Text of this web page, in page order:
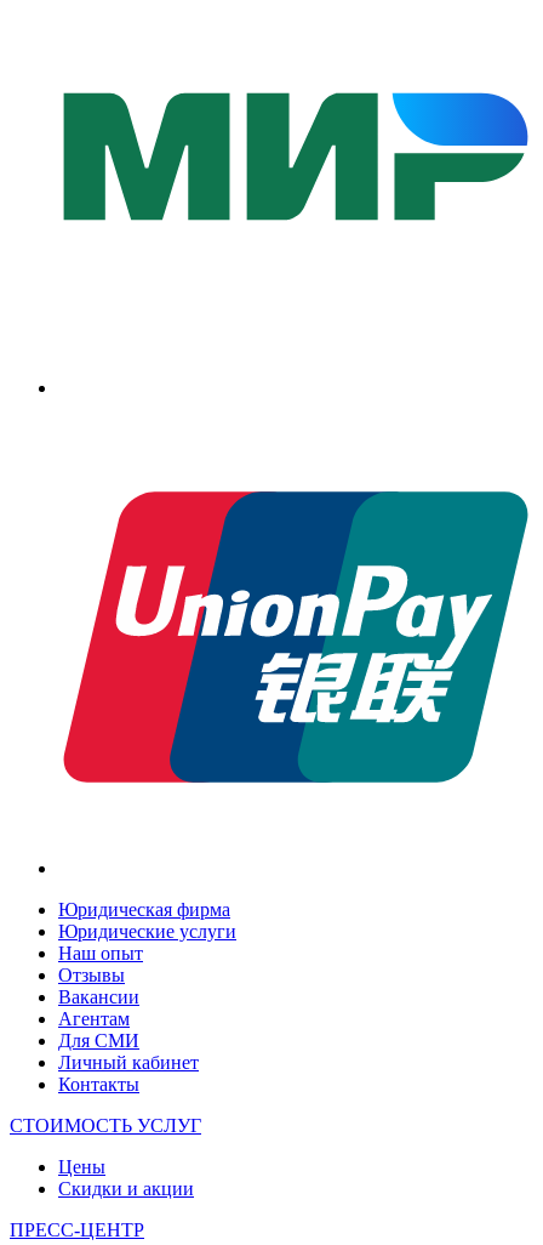
Юридическая фирма
Юридические услуги
Наш опыт
Отзывы
Вакансии
Агентам
Для СМИ
Личный кабинет
Контакты
СТОИМОСТЬ УСЛУГ
Цены
Скидки и акции
ПРЕСС-ЦЕНТР